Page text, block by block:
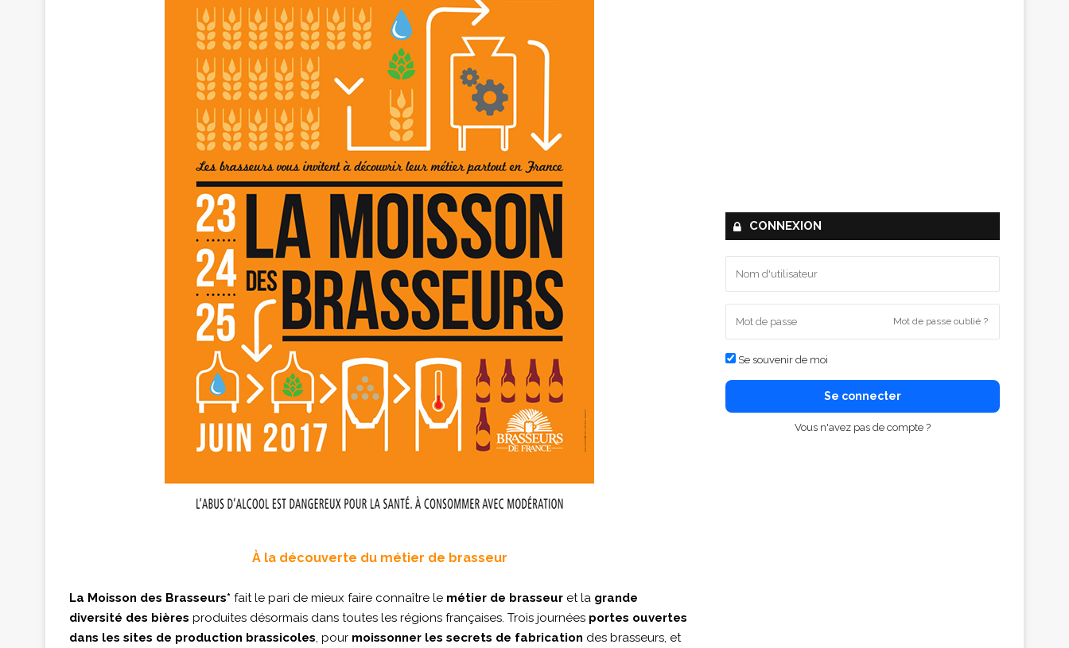
À la découverte du métier de brasseur
La Moisson des Brasseurs* fait le pari de mieux faire connaître le métier de brasseur et la grande
diversité des bières produites désormais dans toutes les régions françaises. Trois journées portes ouvertes
dans les sites de production brassicoles, pour moissonner les secrets de fabrication des brasseurs, et
CONNEXION
Mot de passe oublié ?
Se souvenir de moi
Se connecter
Vous n'avez pas de compte ?